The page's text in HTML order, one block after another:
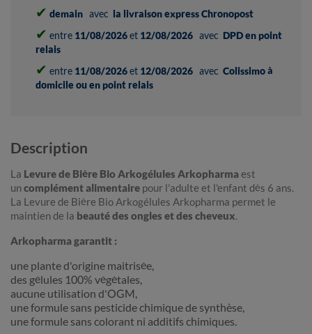
✔ demain avec la livraison express Chronopost
✔ entre 11/08/2026et 12/08/2026 avec DPD en point
relais
✔ entre 11/08/2026et 12/08/2026 avec Colissimo à
domicile ou en point relais
Description
La Levure de Bière Bio Arkogélules Arkopharma est
uncomplément alimentaire pour l'adulte et l'enfant dès 6 ans.
La Levure de Bière Bio Arkogélules Arkopharma permet le
maintien de la beauté des ongles et des cheveux.
Arkopharma garantit :
une plante d'origine maitrisée,
des gélules 100% végétales,
aucune utilisation d'OGM,
une formule sans pesticide chimique de synthèse,
une formule sans colorant ni additifs chimiques.